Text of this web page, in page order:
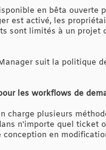
en bêta
est activé, les
sont limités à un
suit la politique
les workflows de
charge plusieurs
n'importe quel
en